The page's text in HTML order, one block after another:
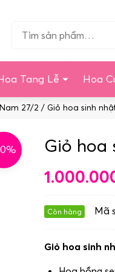
Tìm…
Tang Lễ Hoa
27/2 / Giỏ hoa sinh
Giỏ hoa
Còn hàng Mã
Giỏ hoa sinh